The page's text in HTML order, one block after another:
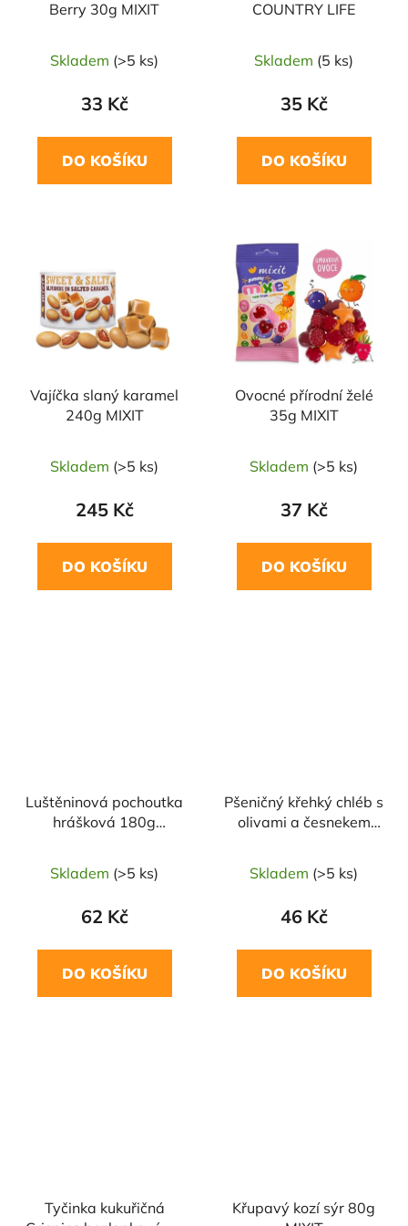
Berry 30g MIXIT
Skladem (>5 ks)
33 Kč
DO KOŠÍKU
COUNTRY LIFE
Skladem (5 ks)
35 Kč
DO KOŠÍKU
Vajíčka slaný karamel
240g MIXIT
Skladem (>5 ks)
245 Kč
DO KOŠÍKU
Ovocné přírodní želé
35g MIXIT
Skladem (>5 ks)
37 Kč
DO KOŠÍKU
Luštěninová pochoutka
hrášková 180g
Skladem (>5 ks)
62 Kč
DO KOŠÍKU
Pšeničný křehký chléb s
olivami a česnekem
Skladem (>5 ks)
46 Kč
DO KOŠÍKU
Tyčinka kukuřičná
Křupavý kozí sýr 80g